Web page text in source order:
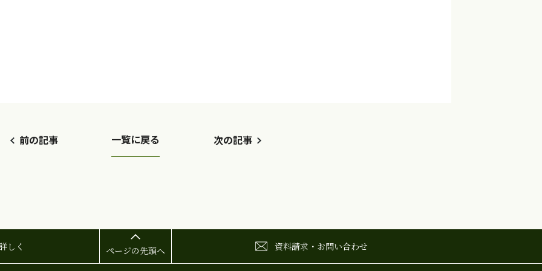
前の記事 一覧に戻る 次の記事
しく ページの先頭へ 資料請求・ お問い合わせ